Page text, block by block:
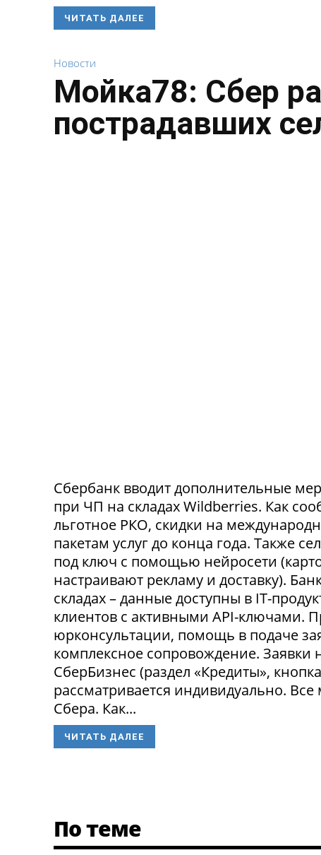
ЧИТАТЬ ДАЛЕЕ
Новости
Мойка78: Сбер
пострадавших
Сбербанк вводит дополнительные
при ЧП на складах Wildberries. Как
льготное РКО, скидки на
пакетам услуг до конца года. Также
под ключ с помощью нейросети
настраивают рекламу и доставку).
складах – данные доступны в IT-
клиентов с активными API-ключами.
юрконсультации, помощь в подаче
комплексное сопровождение. Заявки
СберБизнес (раздел «Кредиты»,
рассматривается индивидуально.
Сбера. Как...
ЧИТАТЬ ДАЛЕЕ
По теме